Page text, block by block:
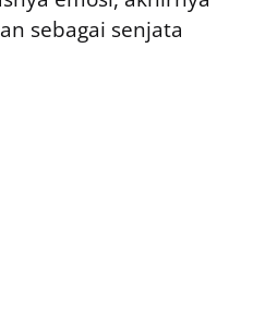
sebagai senjata